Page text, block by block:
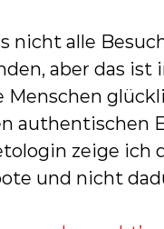
n
k
t
e
:
P
nicht alle
aber das ist
Menschen
authentischen
zeige
und nicht